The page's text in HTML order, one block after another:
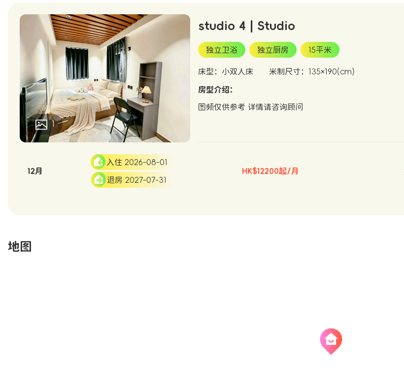
1
studio 4 | Studio
独立卫浴 独立厨房 15平米
床型：小双人床 米制尺寸：135×190(cm)
房型介绍：
图频仅供参考 详情请咨询顾问
12月
入住 2026-08-01
退房 2027-07-31
HK$12200起/月
地图